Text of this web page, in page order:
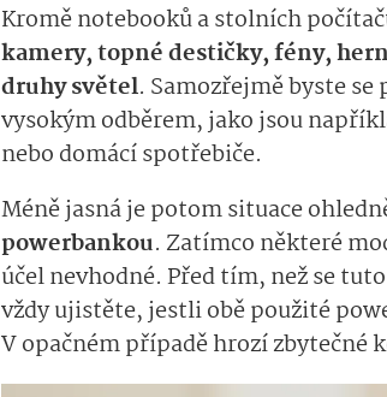
Kromě notebooků a stolních
kamery, topné destičky, fény,
druhy světel. Samozřejmě byste
vysokým odběrem, jako jsou
nebo domácí spotřebiče.
Méně jasná je potom situace
powerbankou. Zatímco některé
účel nevhodné. Před tím, než se
vždy ujistěte, jestli obě použité
V opačném případě hrozí zbytečné